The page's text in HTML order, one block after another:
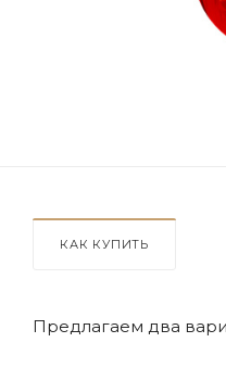
КАК КУПИТЬ
Предлагаем два